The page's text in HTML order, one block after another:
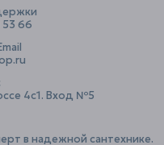
53 66
4с1. Вход №5
в надежной сантехнике.